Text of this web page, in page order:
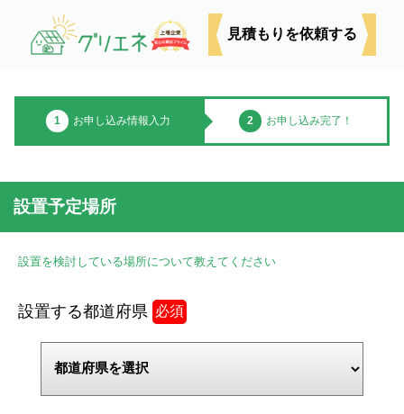
見積もりを依頼する
1 お申し込み情報入力 2 お申し込み完了！
設置予定場所
設置を検討している場所について教えてください
設置する都道府県 必須